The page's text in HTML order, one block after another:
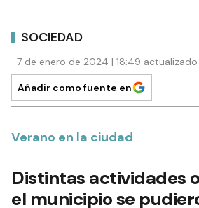
SOCIEDAD
7 de enero de 2024 | 18:49
Añadir como fuente en
Verano en la ciudad
Distintas actividades
el municipio se